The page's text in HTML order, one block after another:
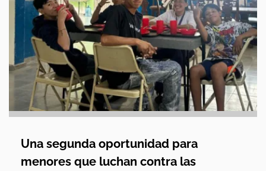
Una segunda oportunidad para
menores que luchan contra las